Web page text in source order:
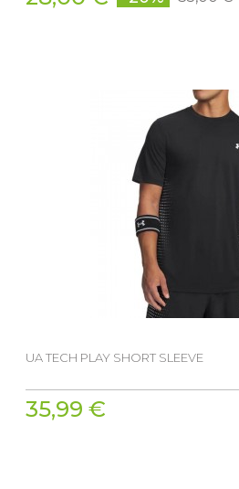
UA TECH PLAY SHORT SLEEVE
35,99 €